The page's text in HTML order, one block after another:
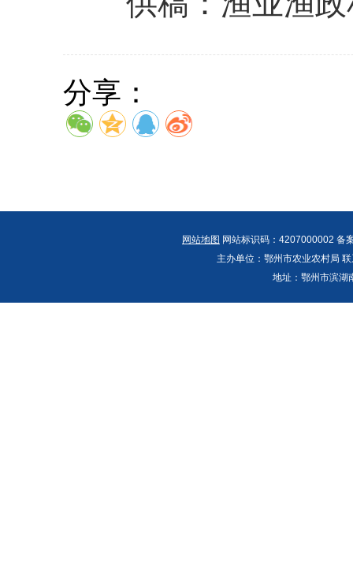
分享：
网站地图 网站标识码：4207000002
主办单位：鄂州市农业农村局
地址：鄂州市滨湖